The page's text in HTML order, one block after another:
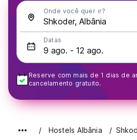
Onde você quer ir?
Datas
Reserve com mais de 1 dias de
cancelamento gratuito.
Hostels Albânia